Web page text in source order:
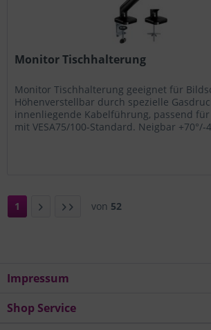
Monitor Tischhalterung
Monitor Tischhalterung geeignet für
Höhenverstellbar durch spezielle
innenliegende Kabelführung, passend
mit VESA75/100-Standard. Neigbar +70°/-
1 von 52
Impressum
Shop Service